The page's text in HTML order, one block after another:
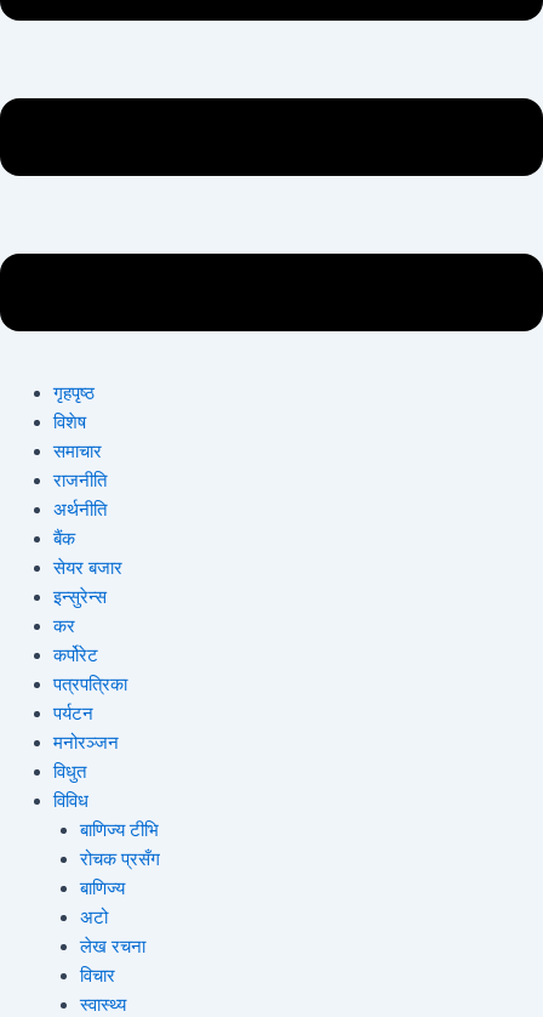
गृहपृष्ठ
विशेष
समाचार
राजनीति
अर्थनीति
बैंक
सेयर बजार
इन्सुरेन्स
कर
कर्पोरेट
पत्रपत्रिका
पर्यटन
मनोरञ्जन
विधुत
विविध
बाणिज्य टीभि
रोचक प्रसँग
बाणिज्य
अटो
लेख रचना
विचार
स्वास्थ्य